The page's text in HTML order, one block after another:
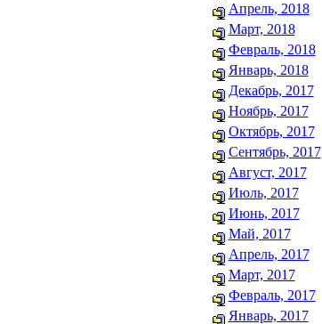
Апрель, 2018
Март, 2018
Февраль, 2018
Январь, 2018
Декабрь, 2017
Ноябрь, 2017
Октябрь, 2017
Сентябрь, 2017
Август, 2017
Июль, 2017
Июнь, 2017
Май, 2017
Апрель, 2017
Март, 2017
Февраль, 2017
Январь, 2017